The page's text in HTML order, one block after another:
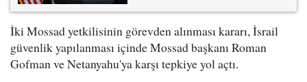
İki Mossad yetkilisinin görevden alınması kararı, İsrail
güvenlik yapılanması içinde Mossad başkanı Roman
Gofman ve Netanyahu'ya karşı tepkiye yol açtı.